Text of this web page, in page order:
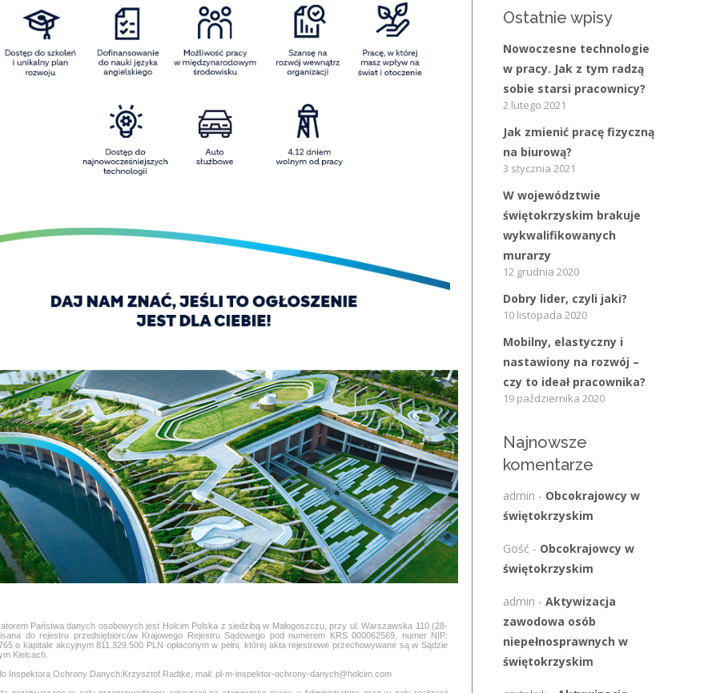
Państwa danych osobowych jest Holcim Polska z siedzibą w Małogoszczu, przy ul. Warszawska 110 (28-
do rejestru przedsiębiorców Krajowego Rejestru Sądowego pod numerem KRS 000062569, numer NIP:
o kapitale akcyjnym 811.329.500 PLN opłaconym w pełni, której akta rejestrowe przechowywane są w Sądzie
Kielcach.
Inspektora Ochrony Danych:Krzysztof Radtke, mail: pl-m-inspektor-ochrony-danych@holcim.com
Ostatnie wpisy
Nowoczesne technologie
w pracy. Jak z tym radzą
sobie starsi pracownicy?
2 lutego 2021
Jak zmienić pracę fizyczną
na biurową?
3 stycznia 2021
W województwie
świętokrzyskim brakuje
wykwalifikowanych
murarzy
12 grudnia 2020
Dobry lider, czyli jaki?
10 listopada 2020
Mobilny, elastyczny i
nastawiony na rozwój –
czy to ideał pracownika?
19 października 2020
Najnowsze
komentarze
admin - Obcokrajowcy w
świętokrzyskim
Gość - Obcokrajowcy w
świętokrzyskim
admin - Aktywizacja
zawodowa osób
niepełnosprawnych w
świętokrzyskim